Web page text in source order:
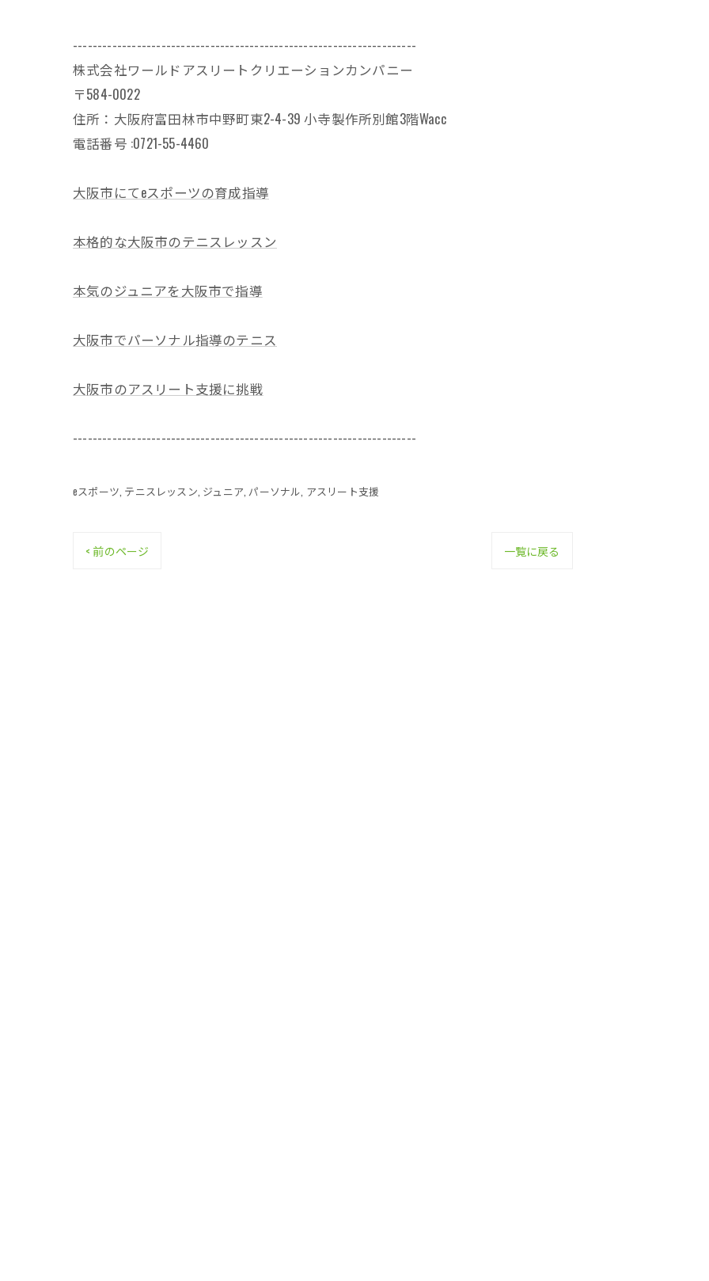
----------------------------------------------------------------------
株式会社ワールドアスリートクリエーションカンパニー
〒584-0022
住所：大阪府富田林市中野町東2-4-39 小寺製作所別館3階Wacc
電話番号 :0721-55-4460
大阪市にてeスポーツの育成指導
本格的な大阪市のテニスレッスン
本気のジュニアを大阪市で指導
大阪市でパーソナル指導のテニス
大阪市のアスリート支援に挑戦
----------------------------------------------------------------------
eスポーツ テニスレッスン ジュニア パーソナル アスリート支援
< 前のページ 一覧に戻る